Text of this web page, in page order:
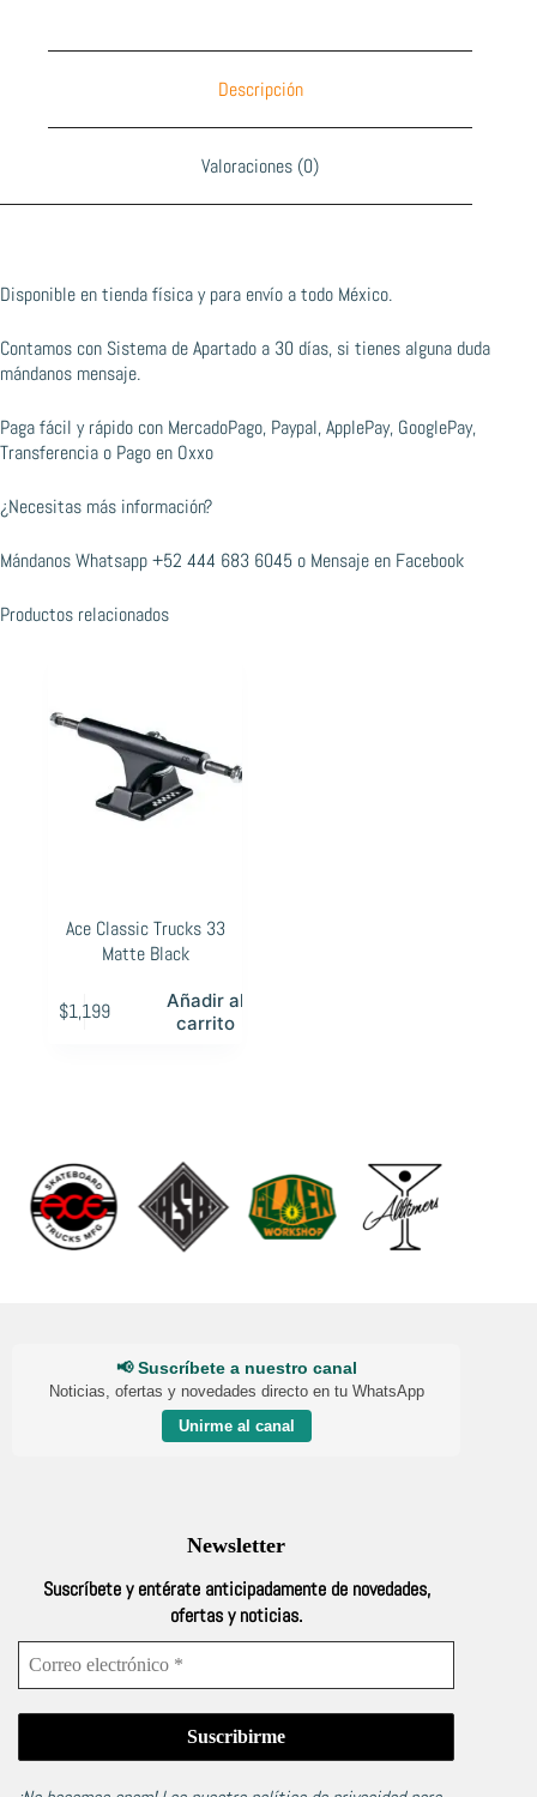
Descripción
Valoraciones (0)
Disponible en tienda física y para envío a todo México.
Contamos con Sistema de Apartado a 30 días, si tienes alguna duda
mándanos mensaje.
Paga fácil y rápido con MercadoPago, Paypal, ApplePay, GooglePay,
Transferencia o Pago en Oxxo
¿Necesitas más información?
Mándanos Whatsapp+52 444 683 6045 o Mensaje en Facebook
Productos relacionados
Ace Classic Trucks 33
Matte Black
$1,199
Añadir al
carrito
📢 Suscríbete a nuestro canal
Noticias, ofertas y novedades directo en tu WhatsApp
Unirme al canal
Newsletter
Suscríbete y entérate anticipadamente de novedades,
ofertas y noticias.